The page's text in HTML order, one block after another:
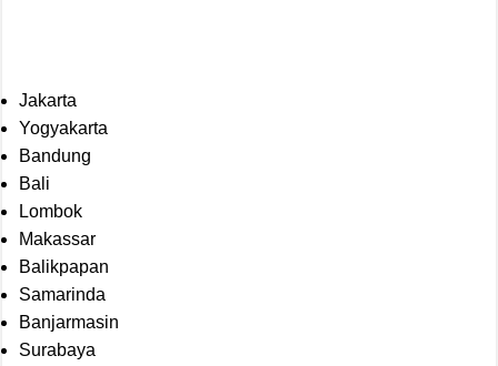
Jakarta
Yogyakarta
Bandung
Bali
Lombok
Makassar
Balikpapan
Samarinda
Banjarmasin
Surabaya